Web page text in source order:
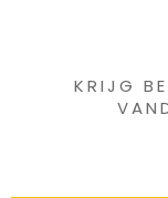
KRIJG